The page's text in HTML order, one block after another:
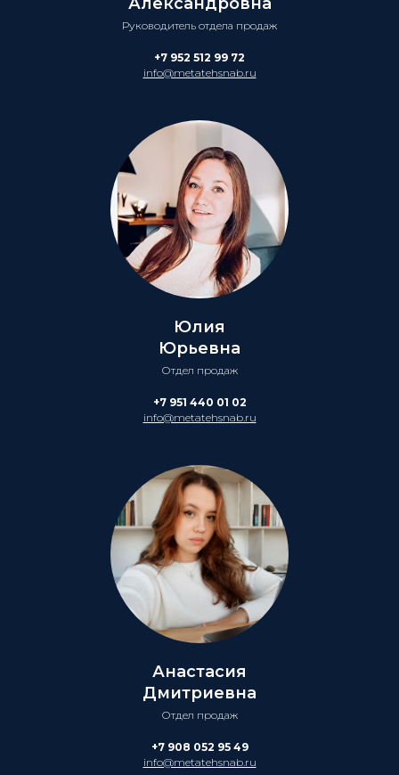
Руководитель отдела продаж
+7 952 512 99 72
info@metatehsnab.ru
Юлия
Юрьевна
Отдел продаж
+7 951 440 01 02
info@metatehsnab.ru
Анастасия
Дмитриевна
Отдел продаж
+7 908 052 95 49
info@metatehsnab.ru